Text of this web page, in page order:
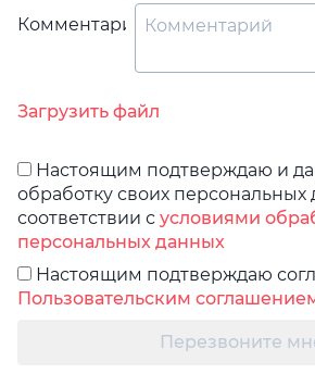
Комментарий
Загрузить файл
Настоящим подтверждаю и
обработку своих персональных
соответствии с условиями
персональных данных
Настоящим подтверждаю
Пользовательским
Перезвоните